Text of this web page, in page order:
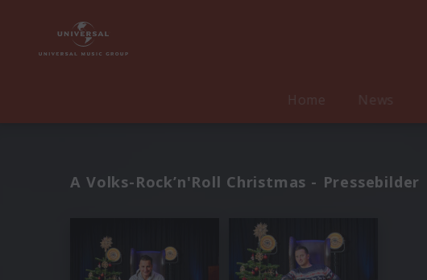
Home News
A Volks-Rock’n'Roll Christmas - Pressebilder